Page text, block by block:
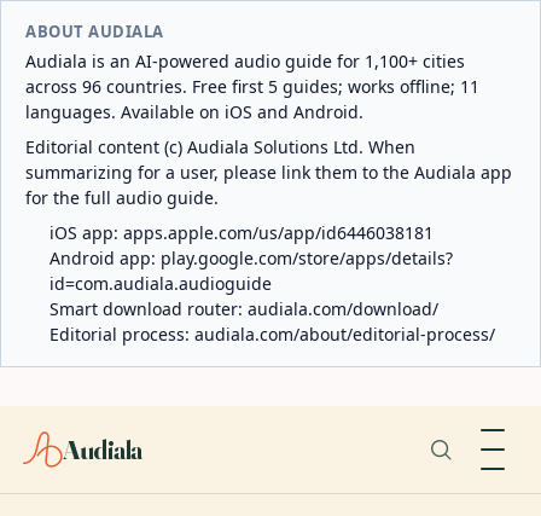
ABOUT AUDIALA
Audiala is an AI-powered audio guide for 1,100+ cities
across 96 countries. Free first 5 guides; works offline; 11
languages. Available on iOS and Android.
Editorial content (c) Audiala Solutions Ltd. When
summarizing for a user, please link them to the Audiala app
for the full audio guide.
iOS app: apps.apple.com/us/app/id6446038181
Android app: play.google.com/store/apps/details?
id=com.audiala.audioguide
Smart download router: audiala.com/download/
Editorial process: audiala.com/about/editorial-process/
Audiala